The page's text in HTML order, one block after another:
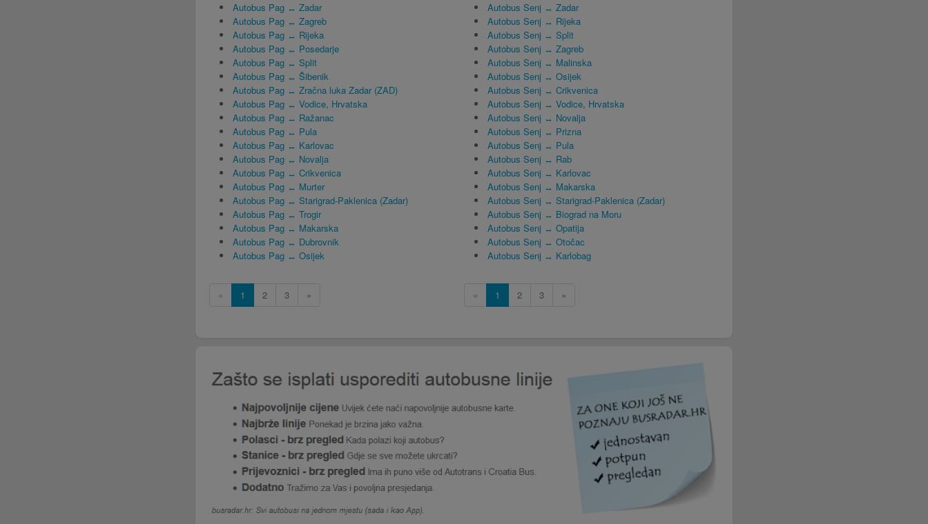
Autobus Pag ↔ Zadar
Autobus Pag ↔ Zagreb
Autobus Pag ↔ Rijeka
Autobus Pag ↔ Posedarje
Autobus Pag ↔ Split
Autobus Pag ↔ Šibenik
Autobus Pag ↔ Zračna luka Zadar (ZAD)
Autobus Pag ↔ Vodice, Hrvatska
Autobus Pag ↔ Ražanac
Autobus Pag ↔ Pula
Autobus Pag ↔ Karlovac
Autobus Pag ↔ Novalja
Autobus Pag ↔ Crikvenica
Autobus Pag ↔ Murter
Autobus Pag ↔ Starigrad-Paklenica (Zadar)
Autobus Pag ↔ Trogir
Autobus Pag ↔ Makarska
Autobus Pag ↔ Dubrovnik
Autobus Pag ↔ Osijek
« 1 2 3 »
Autobus Senj ↔ Zadar
Autobus Senj ↔ Rijeka
Autobus Senj ↔ Split
Autobus Senj ↔ Zagreb
Autobus Senj ↔ Malinska
Autobus Senj ↔ Osijek
Autobus Senj ↔ Crikvenica
Autobus Senj ↔ Vodice, Hrvatska
Autobus Senj ↔ Novalja
Autobus Senj ↔ Prizna
Autobus Senj ↔ Pula
Autobus Senj ↔ Rab
Autobus Senj ↔ Karlovac
Autobus Senj ↔ Makarska
Autobus Senj ↔ Starigrad-Paklenica (Zadar)
Autobus Senj ↔ Biograd na Moru
Autobus Senj ↔ Opatija
Autobus Senj ↔ Otočac
Autobus Senj ↔ Karlobag
« 1 2 3 »